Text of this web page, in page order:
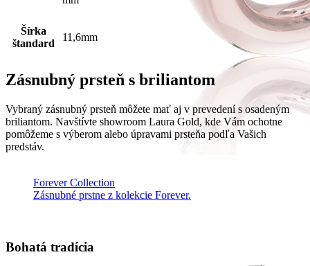
Forever Collection
Zásnubné prstne z kolekcie Forever.
Šírka
štandard
11,6mm
Zásnubný prsteň s briliantom
Vybraný zásnubný prsteň môžete mať aj v prevedení s osadeným
briliantom. Navštívte showroom Laura Gold, kde Vám ochotne
pomôžeme s výberom alebo úpravami prsteňa podľa Vašich
predstáv.
Bohatá tradícia